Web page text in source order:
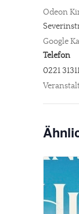
Odeon
Google
Telefon
0221